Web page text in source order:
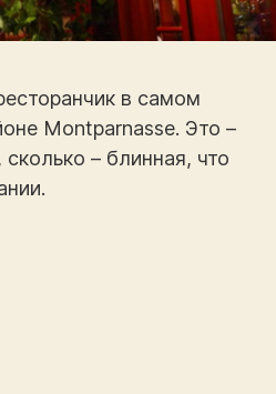
в самом
Montparnasse. Это –
– блинная, что